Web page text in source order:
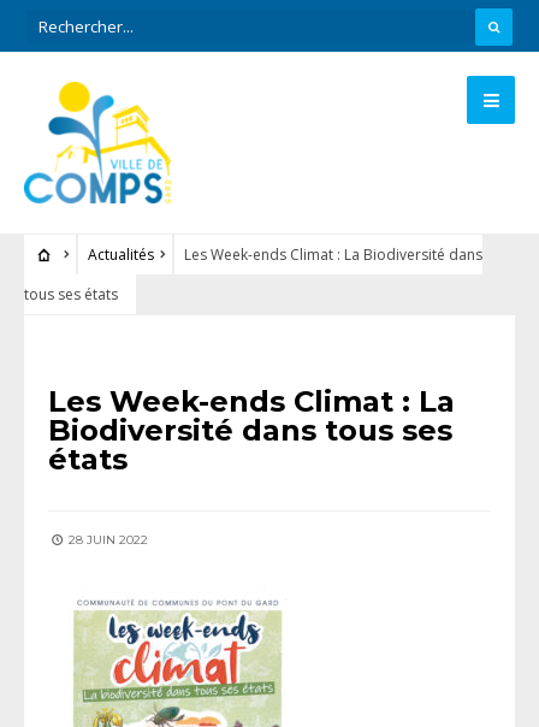
Actualités
Les Week-ends Climat : La Biodiversité dans
tous ses états
Les Week-ends Climat : La
Biodiversité dans tous ses
états
28 JUIN 2022